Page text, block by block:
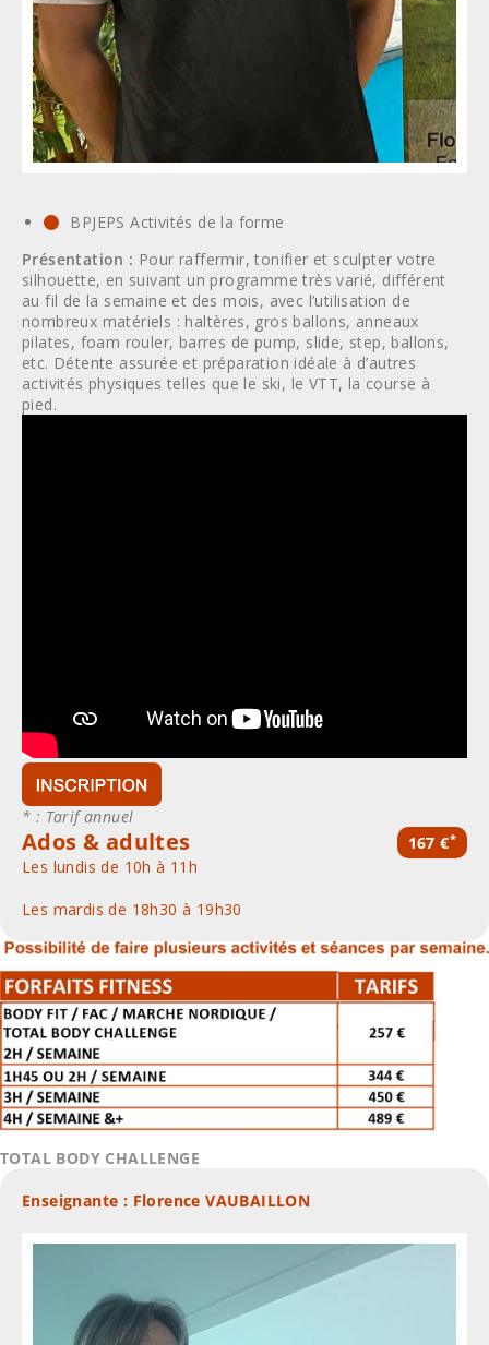
BPJEPS Activités de la forme
Présentation : Pour raffermir, tonifier et sculpter votre
silhouette, en suivant un programme très varié, différent
au fil de la semaine et des mois, avec l’utilisation de
nombreux matériels : haltères, gros ballons, anneaux
pilates, foam rouler, barres de pump, slide, step, ballons,
etc. Détente assurée et préparation idéale à d’autres
activités physiques telles que le ski, le VTT, la course à
pied.
* : Tarif annuel
Ados & adultes 167 €*
Les lundis de 10h à 11h
Les mardis de 18h30 à 19h30
TOTAL BODY CHALLENGE
Enseignante : Florence VAUBAILLON